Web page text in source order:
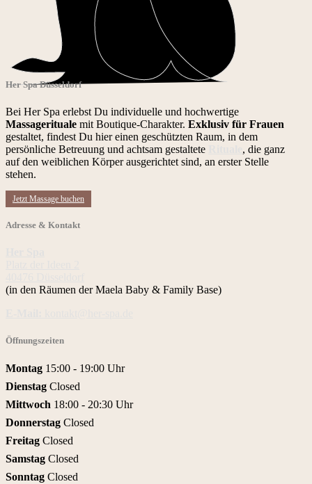
Her Spa Düsseldorf
Bei Her Spa erlebst Du individuelle und hochwertige
Massagerituale mit Boutique-Charakter. Exklusiv für Frauen
gestaltet, findest Du hier einen geschützten Raum, in dem
persönliche Betreuung und achtsam gestaltete
, die ganz
auf den weiblichen Körper ausgerichtet sind, an erster Stelle
stehen.
Jetzt Massage buchen
Adresse & Kontakt
(in den Räumen der Maela Baby & Family Base)
Öffnungszeiten
Montag 15:00 - 19:00 Uhr
Dienstag Closed
Mittwoch 18:00 - 20:30 Uhr
Donnerstag Closed
Freitag Closed
Samstag Closed
Sonntag Closed